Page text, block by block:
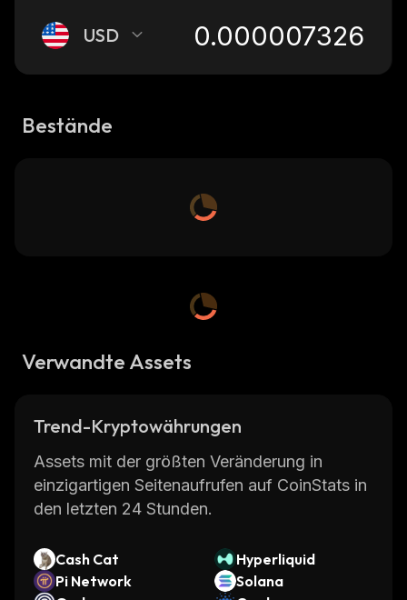
USD
Bestände
Verwandte Assets
Trend-Kryptowährungen
Assets mit der größten Veränderung in
einzigartigen Seitenaufrufen auf CoinStats in
den letzten 24 Stunden.
Cash Cat
Hyperliquid
Pi Network
Solana